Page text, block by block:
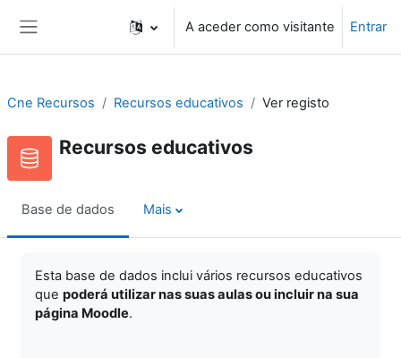
A aceder como visitante Entrar
Cne Recursos Recursos educativos Ver registo
Recursos educativos
Base de dados Mais
Esta base de dados inclui vários recursos educativos
que poderá utilizar nas suas aulas ou incluir na sua
página Moodle.